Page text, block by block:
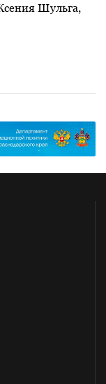
Шульга,